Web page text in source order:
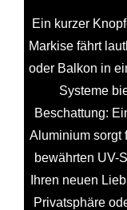
Ein kurzer
Markise fährt
oder Balkon in
Systeme
Beschattung:
Aluminium sorgt
bewährten UV-
Ihren neuen
Privatsphäre